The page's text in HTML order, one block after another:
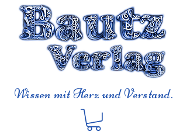
Wissen mit Herz und Verstand.